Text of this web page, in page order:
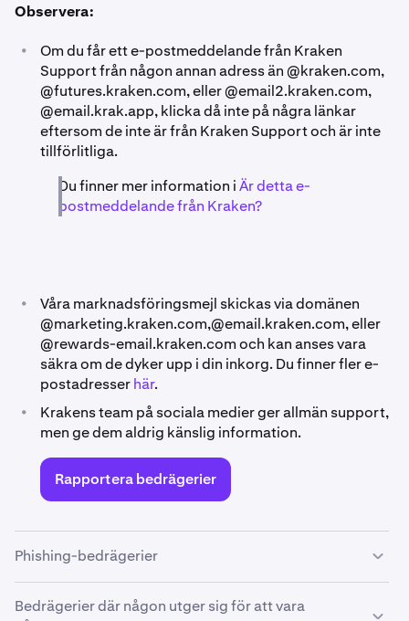
Observera:
•
Om du får ett e-postmeddelande från Kraken
Support från någon annan adress än @kraken.com,
@futures.kraken.com, eller @email2.kraken.com,
@email.krak.app,klicka då inte på några länkar
eftersom de inte är från Kraken Support och är inte
tillförlitliga.
Du finner mer information iÄr detta e-
postmeddelande från Kraken?
•
Våra marknadsföringsmejl skickas via domänen
@marketing.kraken.com,@email.kraken.com, eller
@rewards-email.kraken.com och kan anses vara
säkra om de dyker upp i din inkorg. Du finner fler e-
postadresserhär.
•
Krakens team på sociala medier ger allmän support,
men ge dem aldrig känslig information.
Rapportera bedrägerier
Phishing-bedrägerier
Phishing-bedrägerier är ett vanligt hot mot Kraken-
Bedrägerier där någon utger sig för att vara